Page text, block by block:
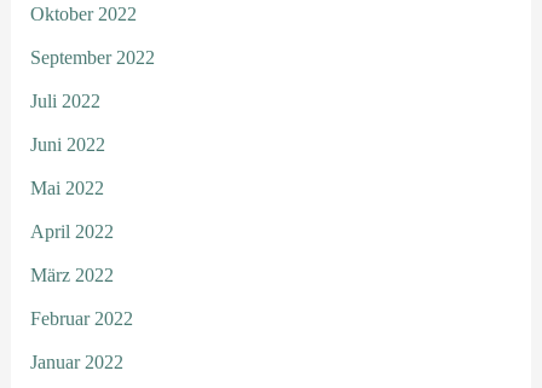
Oktober 2022
September 2022
Juli 2022
Juni 2022
Mai 2022
April 2022
März 2022
Februar 2022
Januar 2022